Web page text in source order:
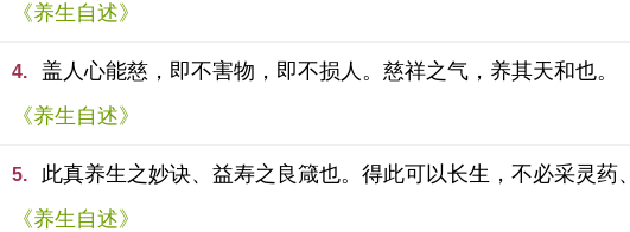
《养生自述》
4.
盖人心能慈，即不害物，即不损人。慈祥之气，养其天和也。
《养生自述》
5.
此真养生之妙诀、益寿之良箴也。得此可以长生，不必采灵药
《养生自述》